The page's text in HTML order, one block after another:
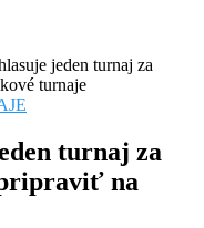
jeden turnaj za
turnaje
turnaj za
na